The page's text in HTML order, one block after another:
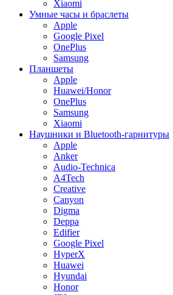
Xiaomi
Умные часы и браслеты
Apple
Google Pixel
OnePlus
Samsung
Планшеты
Apple
Huawei/Honor
OnePlus
Samsung
Xiaomi
Наушники и Bluetooth-гарнитуры
Apple
Anker
Audio-Technica
A4Tech
Creative
Canyon
Digma
Deppa
Edifier
Google Pixel
HyperX
Huawei
Hyundai
Honor